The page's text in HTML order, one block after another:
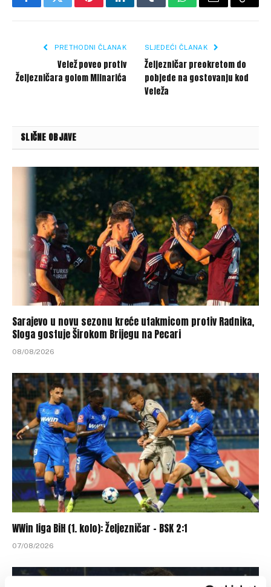
FacebookTwitterPinterestLinkedInTumblrWhatsApp
Email Copy
PRETHODNI ČLANAK
Velež poveo protiv
Željezničara golom Mlinarića
SLJEDEĆI ČLANAK
Željezničar preokretom do
pobjede na gostovanju kod
Veleža
SLIČNE OBJAVE
Sarajevo u novu sezonu kreće utakmicom protiv Radnika,
Sloga gostuje Širokom Brijegu na Pecari
08/08/2026
WWin liga BiH (1. kolo): Željezničar – BSK 2:1
07/08/2026